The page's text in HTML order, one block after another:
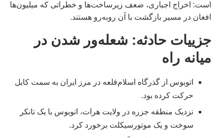
است: اخراج اجباری، ضعف زیرساخت‌ها و خطراتی که میلیون‌ها
افغان در مسیر بازگشت با آن روبه‌رو هستند.
جزيیات حادثه: شعله‌ور شدن در
میانه راه
اتوبوس از گذرگاه اسلام‌قلعه در مرز ایران به سمت کابل
حرکت کرده بود.
نزدیک منطقه جزره در ولایت هرات، اتوبوس با یک تانکر
سوخت و یک موتورسیکلت برخورد کرد.